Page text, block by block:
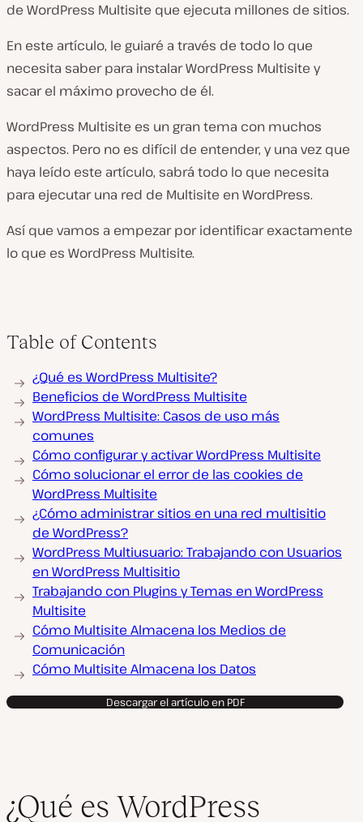
de WordPress Multisite que ejecuta millones de sitios.
En este artículo, le guiaré a través de todo lo que
necesita saber para instalar WordPress Multisite y
sacar el máximo provecho de él.
WordPress Multisite es un gran tema con muchos
aspectos. Pero no es difícil de entender, y una vez que
haya leído este artículo, sabrá todo lo que necesita
para ejecutar una red de Multisite en WordPress.
Así que vamos a empezar por identificar exactamente
lo que es WordPress Multisite.
Table of Contents
¿Qué es WordPress Multisite?
Beneficios de WordPress Multisite
WordPress Multisite: Casos de uso más
comunes
Cómo configurar y activar WordPress Multisite
Cómo solucionar el error de las cookies de
WordPress Multisite
¿Cómo administrar sitios en una red multisitio
de WordPress?
WordPress Multiusuario: Trabajando con Usuarios
en WordPress Multisitio
Trabajando con Plugins y Temas en WordPress
Multisite
Cómo Multisite Almacena los Medios de
Comunicación
Cómo Multisite Almacena los Datos
Descargar el artículo en PDF
¿Qué es WordPress